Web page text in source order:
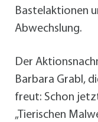
Bastelaktionen
Abwechslung.
Der
Barbara Grabl,
freut: Schon
„Tierischen